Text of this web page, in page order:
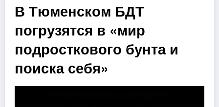
В Тюменском БДТ
погрузятся в «мир
подросткового бунта и
поиска себя»